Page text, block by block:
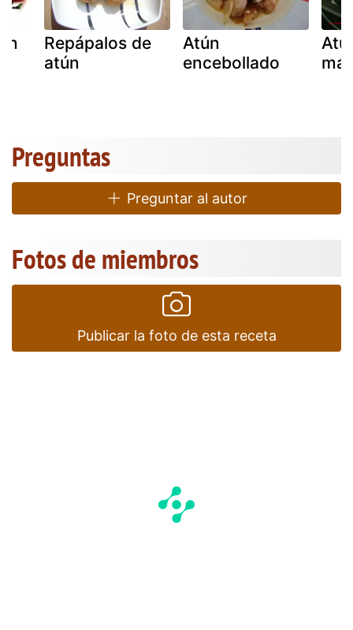
Repápalos de
atún
Atún
encebollado
Preguntas
Preguntar al autor
Fotos de miembros
Publicar la foto de esta receta